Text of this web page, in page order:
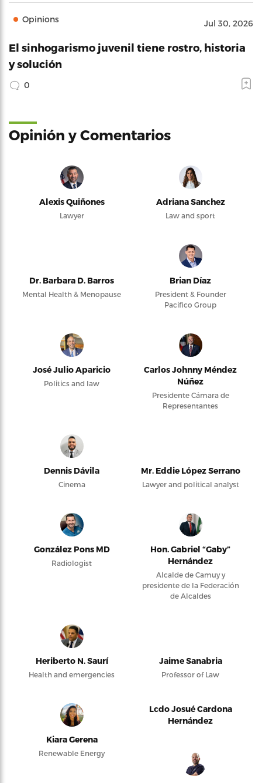
Opinions Jul 30, 2026
El sinhogarismo juvenil tiene rostro, historia
y solución
0
Opinión y Comentarios
Alexis Quiñones
Lawyer
Adriana Sanchez
Law and sport
Dr. Barbara D. Barros
Mental Health & Menopause
Brian Díaz
President & Founder
Pacifico Group
José Julio Aparicio
Politics and law
Carlos Johnny Méndez
Núñez
Presidente Cámara de
Representantes
Dennis Dávila
Cinema
Mr. Eddie López Serrano
Lawyer and political analyst
González Pons MD
Radiologist
Hon. Gabriel “Gaby”
Hernández
Alcalde de Camuy y
presidente de la Federación
de Alcaldes
Heriberto N. Saurí
Health and emergencies
Jaime Sanabria
Professor of Law
Kiara Gerena
Renewable Energy
Lcdo Josué Cardona
Hernández